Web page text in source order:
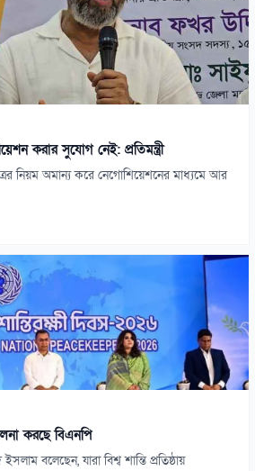
করার সুযোগ নেই: প্রতিমন্ত্রী
নিয়ম অমান্য করে নেগোশিয়েশনের মাধ্যমে আর
করছে বিএনপি
ইসলাম বলেছেন, যারা বিশ্ব শান্তি প্রতিষ্ঠায়